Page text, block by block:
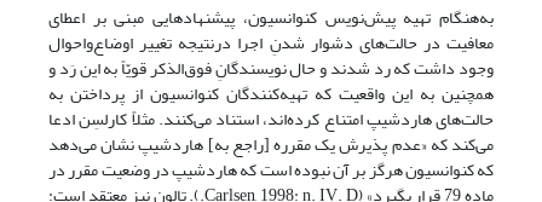
به‌هنگام تهیه پیش‌نویس کنوانسیون، پیشنهادهایی مبنی بر اعطای
معافیت در حالت‌های دشوار شدنِ اجرا درنتیجه تغییر اوضاع‌واحوال
وجود داشت که رد شدند و حال نویسندگانِ فوق‌الذکر قویّاً به این رَد و
همچنین به این واقعیت که تهیه‌کنندگان کنوانسیون از پرداختن به
حالت‌های هاردشیپ امتناع کرده‌اند، استناد می‌کنند. مثلاً کارلسِن ادعا
می‌کند که «عدم پذیرش یک مقرره [راجع به] هاردشیپ نشان می‌دهد
که کنوانسیون هرگز بر آن نبوده است که هاردشیپ در وضعیت مقرر در